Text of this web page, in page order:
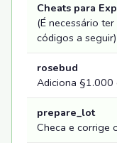
Cheats para
(É necessário
códigos a seguir)
rosebud
Adiciona §1.000
prepare_lot
Checa e corrige